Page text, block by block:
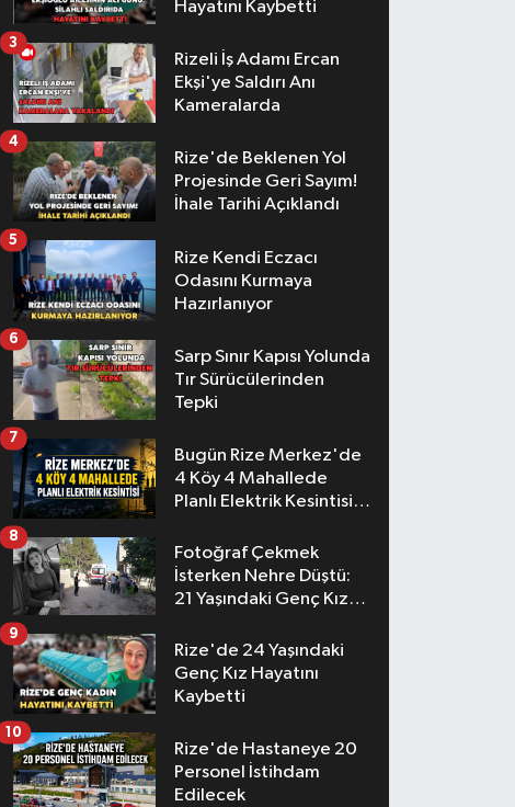
Hayatını Kaybetti
Rizeli İş Adamı Ercan
Ekşi'ye Saldırı Anı
Kameralarda
3
Rize'de Beklenen Yol
Projesinde Geri Sayım!
İhale Tarihi Açıklandı
4
Rize Kendi Eczacı
Odasını Kurmaya
Hazırlanıyor
5
Sarp Sınır Kapısı Yolunda
Tır Sürücülerinden
Tepki
6
Bugün Rize Merkez'de
4 Köy 4 Mahallede
Planlı Elektrik Kesintisi
7
Fotoğraf Çekmek
İsterken Nehre Düştü:
21 Yaşındaki Genç Kız
8
Rize'de 24 Yaşındaki
Genç Kız Hayatını
Kaybetti
9
Rize'de Hastaneye 20
Personel İstihdam
Edilecek
10